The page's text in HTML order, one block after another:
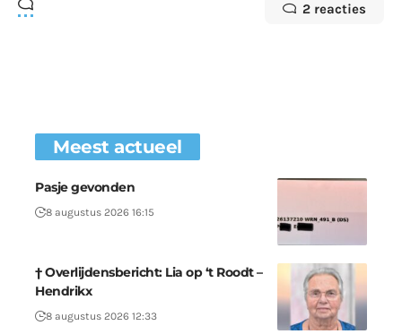
2 reacties
Meest actueel
Pasje gevonden
8 augustus 2026 16:15
† Overlijdensbericht: Lia op ‘t Roodt –
Hendrikx
8 augustus 2026 12:33